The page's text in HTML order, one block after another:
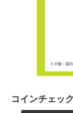
コインチェッ